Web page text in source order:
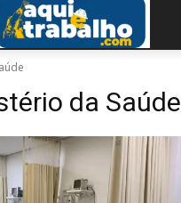
da Saúde